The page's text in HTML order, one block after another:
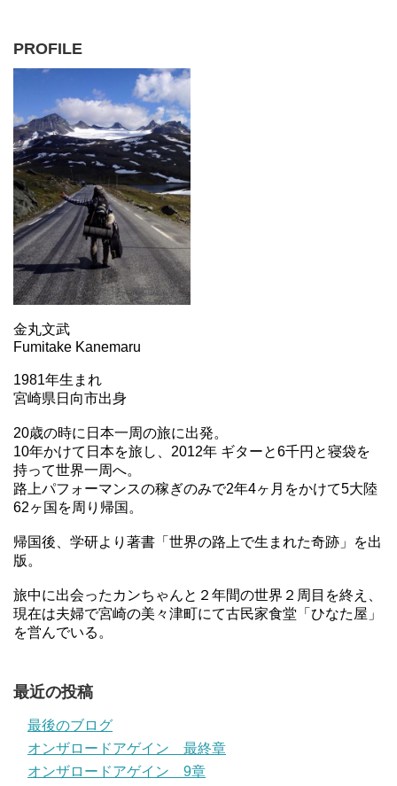
PROFILE
金丸文武
Fumitake Kanemaru
1981年生まれ
宮崎県日向市出身
20歳の時に日本一周の旅に出発。
10年かけて日本を旅し、2012年 ギターと6千円と寝袋を
持って世界一周へ。
路上パフォーマンスの稼ぎのみで2年4ヶ月をかけて5大陸
62ヶ国を周り帰国。
帰国後、学研より著書「世界の路上で生まれた奇跡」を出
版。
旅中に出会ったカンちゃんと２年間の世界２周目を終え、
現在は夫婦で宮崎の美々津町にて古民家食堂「ひなた屋」
を営んでいる。
最近の投稿
最後のブログ
オンザロードアゲイン 最終章
オンザロードアゲイン 9章